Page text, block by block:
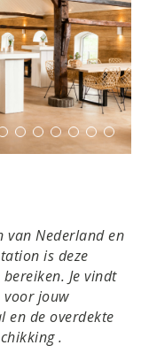
van Nederland en
is deze
Je vindt
jouw
en de overdekte
.